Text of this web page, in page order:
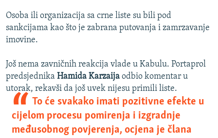
Osoba ili organizacija sa crne liste su bili pod
sankcijama kao što je zabrana putovanja i zamrzavanje
imovine.
Još nema zavničnih reakcija vlade u Kabulu. Portaprol
predsjednika Hamida Karzaija odbio komentar u
utorak, rekavši da još uvek nijesu primili liste.
To će svakako imati pozitivne efekte u
cijelom procesu pomirenja i izgradnje
međusobnog povjerenja, ocjena je člana